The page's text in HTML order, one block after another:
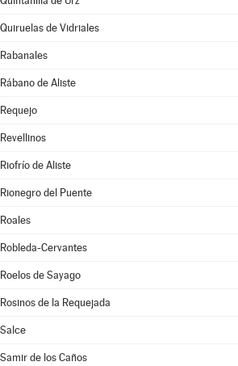
Quiruelas de Vidriales
Rabanales
Rábano de Aliste
Requejo
Revellinos
Riofrío de Aliste
Rionegro del Puente
Roales
Robleda-Cervantes
Roelos de Sayago
Rosinos de la Requejada
Salce
Samir de los Caños